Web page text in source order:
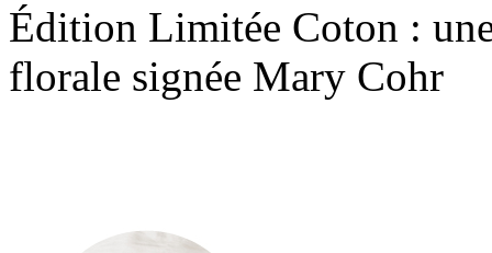
Édition Limitée Coton :
florale signée Mary Cohr